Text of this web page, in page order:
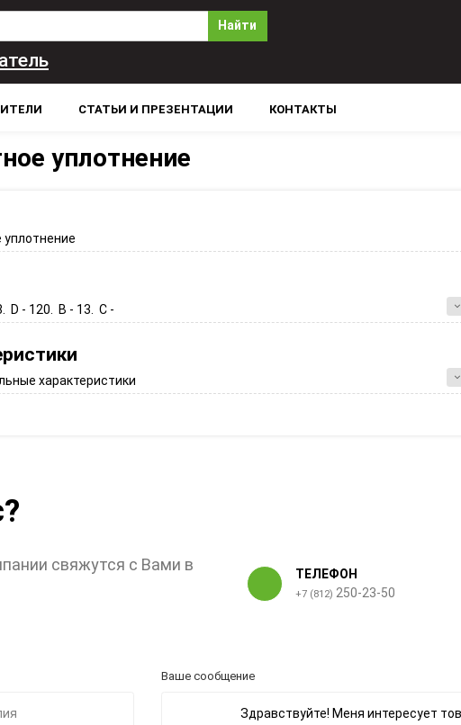
Найти
СТАТЬИ И ПРЕЗЕНТАЦИИ КОНТАКТЫ
уплотнение
D - 120. B - 13. C -
характеристики
свяжутся с Вами в
ТЕЛЕФОН
+7 (812) 250-23-50
Ваше сообщение